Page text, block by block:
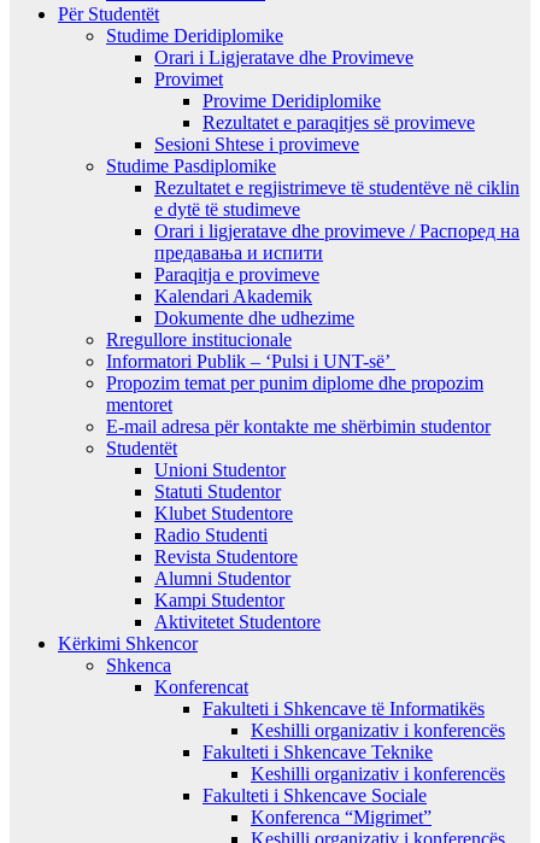
Për Studentët
Studime Deridiplomike
Orari i Ligjeratave dhe Provimeve
Provimet
Provime Deridiplomike
Rezultatet e paraqitjes së provimeve
Sesioni Shtese i provimeve
Studime Pasdiplomike
Rezultatet e regjistrimeve të studentëve në ciklin
e dytë të studimeve
Orari i ligjeratave dhe provimeve / Распоред на
предавањa и испити
Paraqitja e provimeve
Kalendari Akademik
Dokumente dhe udhezime
Rregullore institucionale
Informatori Publik – ‘Pulsi i UNT-së’
Propozim temat per punim diplome dhe propozim
mentoret
E-mail adresa për kontakte me shërbimin studentor
Studentët
Unioni Studentor
Statuti Studentor
Klubet Studentore
Radio Studenti
Revista Studentore
Alumni Studentor
Kampi Studentor
Aktivitetet Studentore
Kërkimi Shkencor
Shkenca
Konferencat
Fakulteti i Shkencave të Informatikës
Keshilli organizativ i konferencës
Fakulteti i Shkencave Teknike
Keshilli organizativ i konferencës
Fakulteti i Shkencave Sociale
Konferenca “Migrimet”
Keshilli organizativ i konferencës